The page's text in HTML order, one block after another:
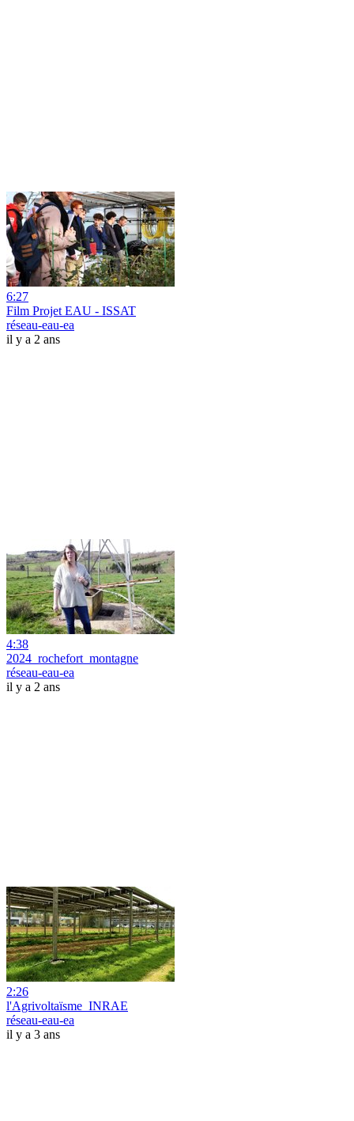
6:27
Film Projet EAU - ISSAT
réseau-eau-ea
il y a 2 ans
4:38
2024_rochefort_montagne
réseau-eau-ea
il y a 2 ans
2:26
l'Agrivoltaïsme_INRAE
réseau-eau-ea
il y a 3 ans